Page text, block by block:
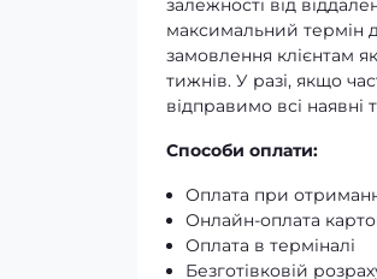
залежності від
максимальний термін
замовлення клієнтам
тижнів. У разі, якщо
відправимо всі
Способи оплати:
Оплата при
Онлайн-оплата
Оплата в терміналі
Безготівковій